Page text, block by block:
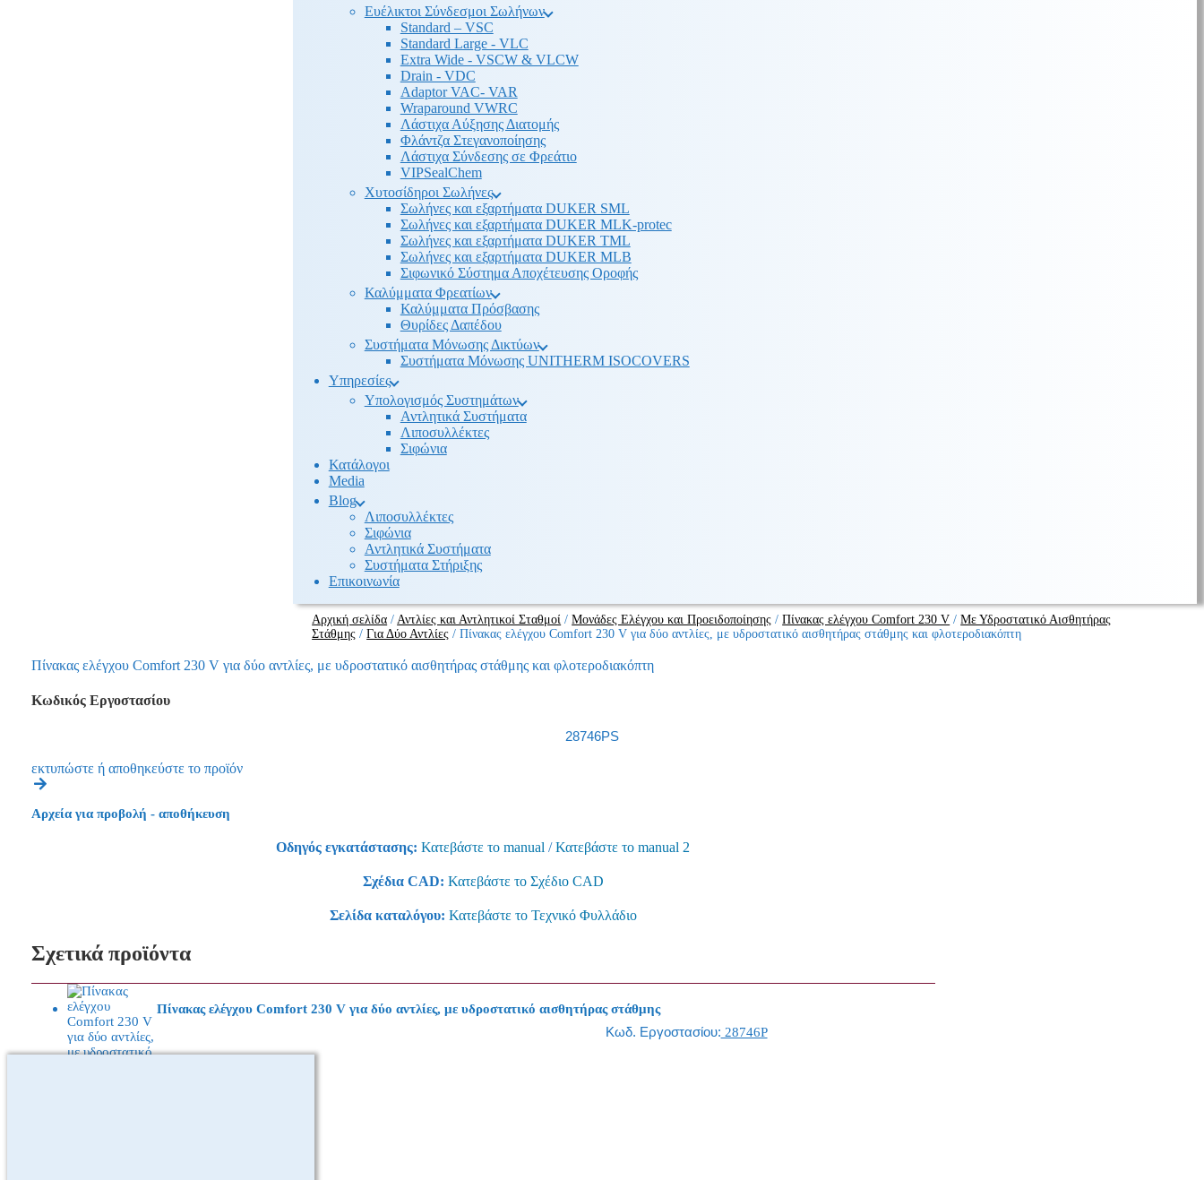
Ευέλικτοι Σύνδεσμοι Σωλήνων
Standard – VSC
Standard Large - VLC
Extra Wide - VSCW & VLCW
Drain - VDC
Adaptor VAC- VAR
Wraparound VWRC
Λάστιχα Αύξησης Διατομής
Φλάντζα Στεγανοποίησης
Λάστιχα Σύνδεσης σε Φρεάτιο
VIPSealChem
Χυτοσίδηροι Σωλήνες
Σωλήνες και εξαρτήματα DUKER SML
Σωλήνες και εξαρτήματα DUKER MLK-protec
Σωλήνες και εξαρτήματα DUKER TML
Σωλήνες και εξαρτήματα DUKER MLB
Σιφωνικό Σύστημα Αποχέτευσης Οροφής
Καλύμματα Φρεατίων
Καλύμματα Πρόσβασης
Θυρίδες Δαπέδου
Συστήματα Μόνωσης Δικτύων
Συστήματα Μόνωσης UNITHERM ISOCOVERS
Υπηρεσίες
Υπολογισμός Συστημάτων
Αντλητικά Συστήματα
Λιποσυλλέκτες
Σιφώνια
Κατάλογοι
Media
Βlog
Λιποσυλλέκτες
Σιφώνια
Αντλητικά Συστήματα
Συστήματα Στήριξης
Επικοινωνία
Αρχική σελίδα /Αντλίες και Αντλητικοί Σταθμοί /Μονάδες Ελέγχου και Προειδοποίησης /Πίνακας ελέγχου Comfort 230 V /Με Υδροστατικό Αισθητήρας
Στάθμης /Για Δύο Αντλίες /Πίνακας ελέγχου Comfort 230 V για δύο αντλίες, με υδροστατικό αισθητήρας στάθμης και φλοτεροδιακόπτη
Πίνακας ελέγχου Comfort 230 V για δύο αντλίες, με υδροστατικό αισθητήρας στάθμης και φλοτεροδιακόπτη
Κωδικός Εργοστασίου
28746PS
εκτυπώστε ή αποθηκεύστε το προϊόν
Αρχεία για προβολή - αποθήκευση
Οδηγός εγκατάστασης: Κατεβάστε το manual /Κατεβάστε το manual 2
Σχέδια CAD: Κατεβάστε το Σχέδιο CAD
Σελίδα καταλόγου: Κατεβάστε το Τεχνικό Φυλλάδιο
Σχετικά προϊόντα
Πίνακας ελέγχου Comfort 230 V για δύο αντλίες, με υδροστατικό αισθητήρας στάθμης
Κωδ. Εργοστασίου: 28746P